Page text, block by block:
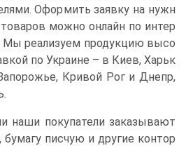
Оформить заявку на нужн
можно онлайн по интер
Мы реализуем продукцию высо
по Украине – в Киев, Харьк
Кривой Рог и Днепр,
наши покупатели заказывают
писчую и другие контор